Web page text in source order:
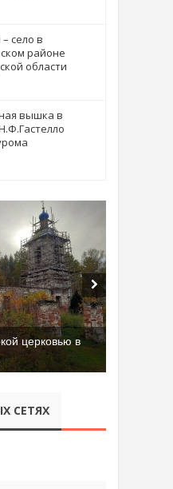
село в
районе
области
вышка в
церковью в
СЕТЯХ